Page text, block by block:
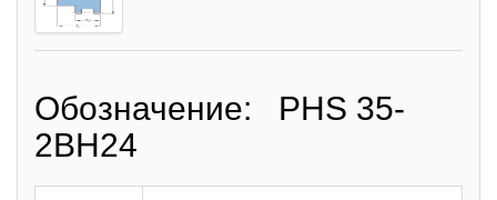
Обозначение: PHS 35-
2BH24